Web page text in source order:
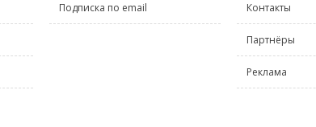
Подписка по email Контакты
Партнёры
Реклама